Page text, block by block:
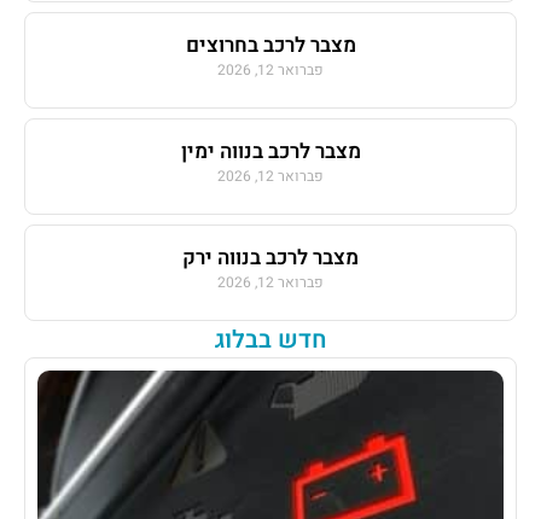
מצבר לרכב בחרוצים
פברואר 12, 2026
מצבר לרכב בנווה ימין
פברואר 12, 2026
מצבר לרכב בנווה ירק
פברואר 12, 2026
חדש בבלוג